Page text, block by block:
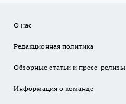
О нас
Редакционная политика
Обзорные статьи и пресс-релизы
Информация о команде